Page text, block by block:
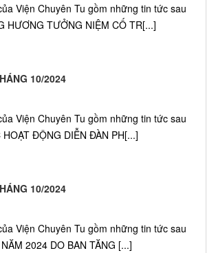
Viện Chuyên Tu gồm những tin tức sau
HƯƠNG TƯỞNG NIỆM CỐ TR[...]
10/2024
Viện Chuyên Tu gồm những tin tức sau
ĐỘNG DIỄN ĐÀN PH[...]
10/2024
Viện Chuyên Tu gồm những tin tức sau
2024 DO BAN TĂNG [...]